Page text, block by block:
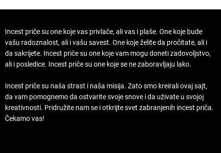
Incest priče su one koje vas privlače, ali vas i plaše. One koje bude
vašu radoznalost, ali i vašu savest. One koje želite da pročitate, ali i
da sakrijete. Incest priče su one koje vam mogu doneti zadovoljstvo,
ali i posledice. Incest priče su one koje se ne zaboravljaju lako.
Incest priče su naša strast i naša misija. Zato smo kreirali ovaj sajt,
da vam pomognemo da ostvarite svoje snove i da uživate u svojoj
kreativnosti. Pridružite nam se i otkrijte svet zabranjenih incest priča.
Čekamo vas!